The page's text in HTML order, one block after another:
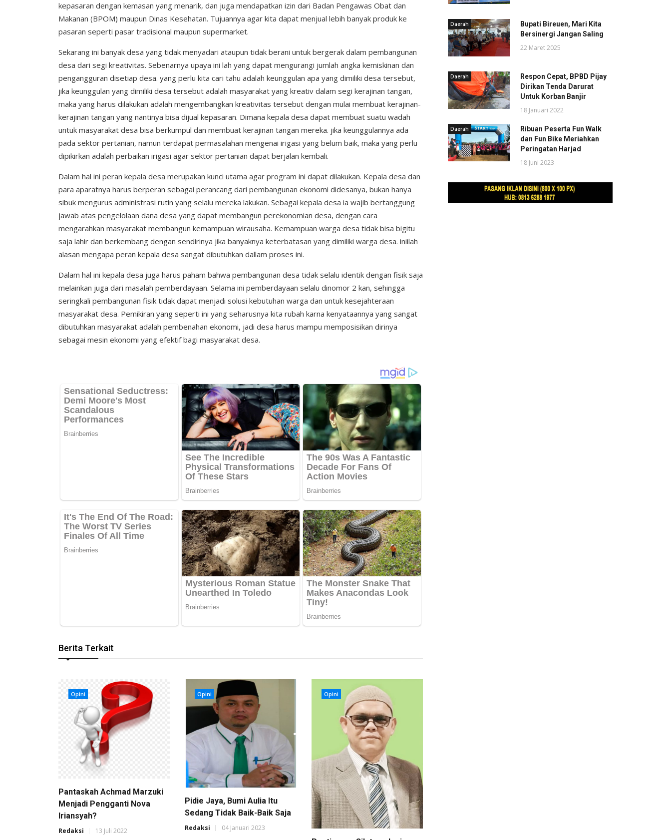
kepasaran dengan kemasan yang menarik, dan juga mendapatkan izin dari Badan Pengawas Obat dan
Makanan (BPOM) maupun Dinas Kesehatan. Tujuannya agar kita dapat menjual lebih banyak produk ke
pasaran seperti pasar tradisional maupun supermarket.
Sekarang ini banyak desa yang tidak menyadari ataupun tidak berani untuk bergerak dalam pembangunan
desa dari segi kreativitas. Sebenarnya upaya ini lah yang dapat mengurangi jumlah angka kemiskinan dan
pengangguran disetiap desa. yang perlu kita cari tahu adalah keunggulan apa yang dimiliki desa tersebut,
jika keunggulan yang dimiliki desa tersebut adalah masyarakat yang kreativ dalam segi kerajinan tangan,
maka yang harus dilakukan adalah mengembangkan kreativitas tersebut dengan mulai membuat kerajinan-
kerajinan tangan yang nantinya bisa dijual kepasaran. Dimana kepala desa dapat membuat suatu wadah
untuk masyarakat desa bisa berkumpul dan membuat kerajinan tangan mereka. jika keunggulannya ada
pada sektor pertanian, namun terdapat permasalahan mengenai irigasi yang belum baik, maka yang perlu
dipikirkan adalah perbaikan irigasi agar sektor pertanian dapat berjalan kembali.
Dalam hal ini peran kepala desa merupakan kunci utama agar program ini dapat dilakukan. Kepala desa dan
para aparatnya harus berperan sebagai perancang dari pembangunan ekonomi didesanya, bukan hanya
sibuk mengurus administrasi rutin yang selalu mereka lakukan. Sebagai kepala desa ia wajib bertanggung
jawab atas pengelolaan dana desa yang dapat membangun perekonomian desa, dengan cara
mengarahkan masyarakat membangun kemampuan wirausaha. Kemampuan warga desa tidak bisa bigitu
saja lahir dan berkembang dengan sendirinya jika banyaknya keterbatasan yang dimiliki warga desa. iniilah
alasan mengapa peran kepala desa sangat dibutuhkan dallam proses ini.
Dalam hal ini kepala desa juga harus paham bahwa pembangunan desa tidak selalu identik dengan fisik saja
melainkan juga dari masalah pemberdayaan. Selama ini pemberdayaan selalu dinomor 2 kan, sehingga
seringkali pembangunan fisik tidak dapat menjadi solusi kebutuhan warga dan untuk kesejahteraan
masyarakat desa. Pemikiran yang seperti ini yang seharusnya kita rubah karna kenyataannya yang sangat
dibutuhkan masyarakat adalah pembenahan ekonomi, jadi desa harus mampu memposisikan dirinya
sebagai mesin ekonomi yang efektif bagi masyarakat desa.
Berita Terkait
Opini
Pantaskah Achmad Marzuki
Menjadi Pengganti Nova
Iriansyah?
Redaksi 13 Juli 2022
Opini
Pidie Jaya, Bumi Aulia Itu
Sedang Tidak Baik-Baik Saja
Redaksi 04 Januari 2023
Opini
Daerah
Bupati Bireuen, Mari Kita
Bersinergi Jangan Saling
22 Maret 2025
Daerah
Respon Cepat, BPBD Pijay
Dirikan Tenda Darurat
Untuk Korban Banjir
18 Januari 2022
Daerah
Ribuan Peserta Fun Walk
dan Fun Bike Meriahkan
Peringatan Harjad
18 Juni 2023